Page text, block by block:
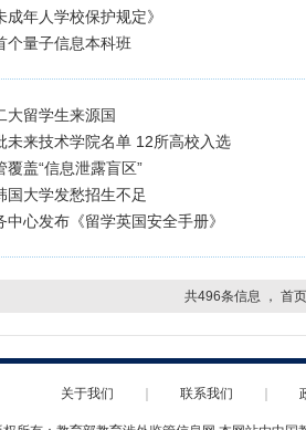
年人学校保护规定》
个量子信息本科班
大留学生来源国
未来技术学院名单 12所高校入选
盖“信息泄露盲区”
大学发愁招生不足
心发布《留学英国安全手册》
共496条信息 ，首
关于我们 联系我们